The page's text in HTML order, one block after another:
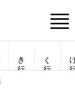
Menu
き行 く行